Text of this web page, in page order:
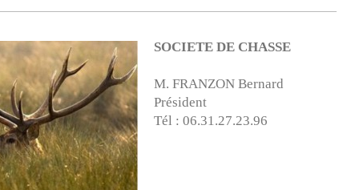
SOCIETE DE CHASSE
M. FRANZON Bernard
Président
Tél : 06.31.27.23.96